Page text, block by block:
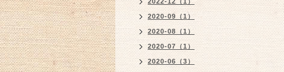
2020-09（1）
2020-08（1）
2020-07（1）
2020-06（3）